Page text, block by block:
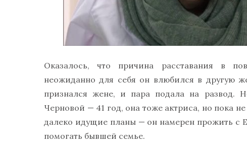
Оказалось, что причина расставания в
неожиданно для себя он влюбился в другую
признался жене, и пара подала на развод.
Черновой — 41 год, она тоже актриса, но пока
далеко идущие планы — он намерен прожить с
помогать бывшей семье.